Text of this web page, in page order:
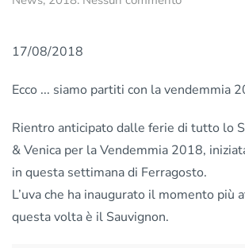
Vendemmia
2018
17/08/2018
Ecco ... siamo partiti con la vendemmia
Rientro anticipato dalle ferie di tutto lo
& Venica per la Vendemmia 2018,
in questa settimana di Ferragosto.
L’uva che ha inaugurato il momento più
questa volta è il Sauvignon.